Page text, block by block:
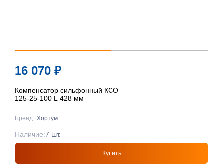
16 070 ₽
Компенсатор сильфонный КСО
125-25-100 L 428 мм
Бренд: Хортум
Купить
Наличие:7 шт.